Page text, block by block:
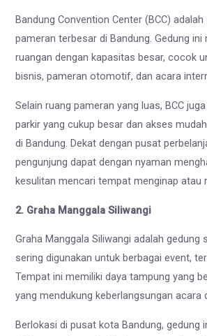
Bandung Convention Center (BCC)
pameran terbesar di Bandung. Gedung ini
ruangan dengan kapasitas besar, cocok
bisnis, pameran otomotif, dan acara
Selain ruang pameran yang luas, BCC
parkir yang cukup besar dan akses
di Bandung. Dekat dengan pusat
pengunjung dapat dengan nyaman
kesulitan mencari tempat menginap atau
2. Graha Manggala Siliwangi
Graha Manggala Siliwangi adalah gedung
sering digunakan untuk berbagai event,
Tempat ini memiliki daya tampung yang
yang mendukung keberlangsungan acara
Berlokasi di pusat kota Bandung, gedung